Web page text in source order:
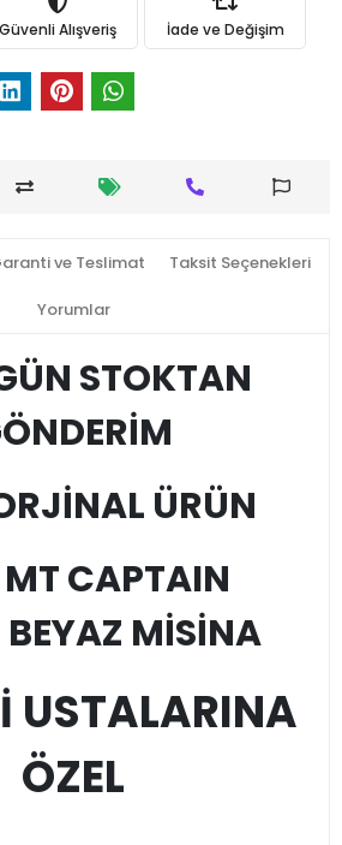
Güvenli Alışveriş İade ve Değişim
ve Teslimat Taksit Seçenekleri
Yorumlar
STOKTAN
ÜRÜN
CAPTAIN
MİSİNA
USTALARINA
ÖZEL